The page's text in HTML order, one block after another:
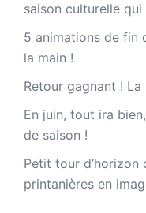
saison culturelle
5 animations de fin
la main !
Retour gagnant !
En juin, tout ira
de saison !
Petit tour d’horizon
printanières en